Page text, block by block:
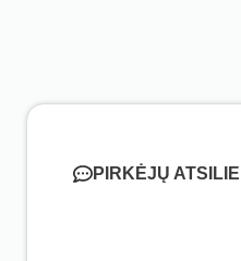
PIRKĖJŲ